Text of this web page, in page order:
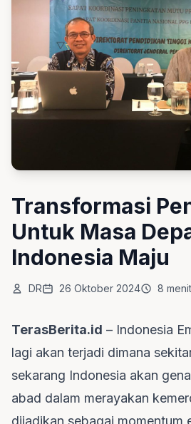
Transformasi
Untuk Masa
Indonesia Maju
DR 26 Oktober 2024 8
TerasBerita.id – Indonesia
lagi akan terjadi dimana
sekarang Indonesia akan
abad dalam merayakan
dijadikan sebagai momentum